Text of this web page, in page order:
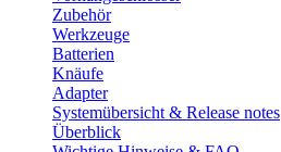
Zubehör
Werkzeuge
Batterien
Knäufe
Adapter
Systemübersicht & Release notes
Überblick